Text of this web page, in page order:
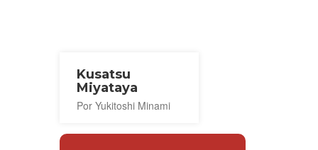
Kusatsu
Miyataya
Por Yukitoshi Minami